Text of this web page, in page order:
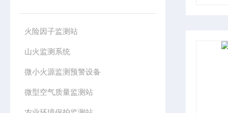
火险因子监测站
山火监测系统
微小火源监测预警设备
微型空气质量监测站